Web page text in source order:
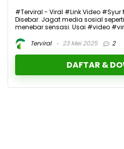
#Terviral - Viral #Link Video #Syur
Disebar. Jagat media sosial
menebar sensasi. Usai #video
Terviral
23 Mei 2025 2
DAFTAR &